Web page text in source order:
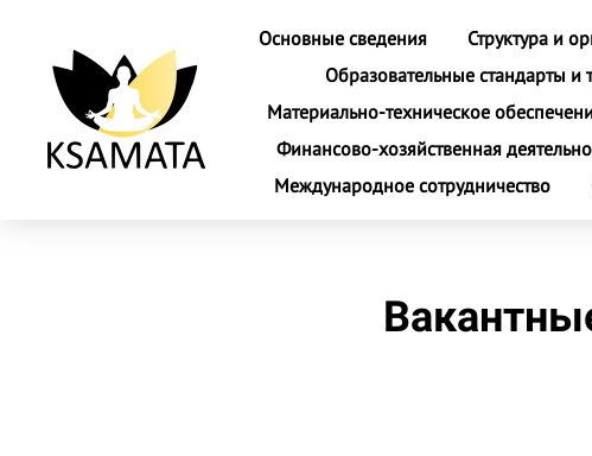
Основные сведения Структура и
Образовательные стандарты и
Материально-техническое
Финансово-хозяйственная
Международное сотрудничество